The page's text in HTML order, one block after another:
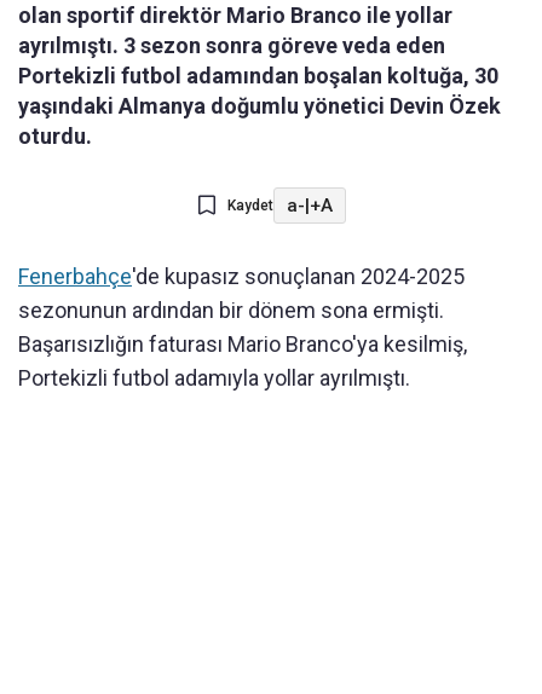
olan sportif direktör Mario Branco ile yollar
ayrılmıştı. 3 sezon sonra göreve veda eden
Portekizli futbol adamından boşalan koltuğa, 30
yaşındaki Almanya doğumlu yönetici Devin Özek
oturdu.
Kaydet a-|+A
Fenerbahçe'de kupasız sonuçlanan 2024-2025
sezonunun ardından bir dönem sona ermişti.
Başarısızlığın faturası Mario Branco'ya kesilmiş,
Portekizli futbol adamıyla yollar ayrılmıştı.